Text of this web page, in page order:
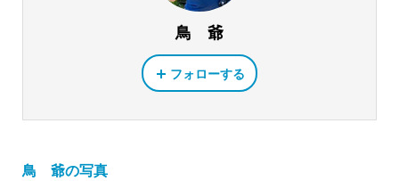
鳥 爺
フォローする
鳥 爺の写真